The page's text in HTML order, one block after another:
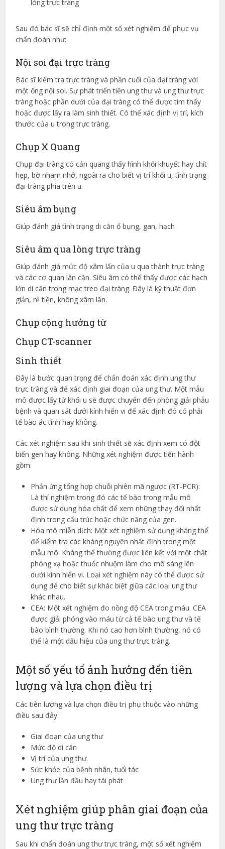
lòng trực tràng
Sau đó bác sĩ sẽ chỉ định một số xét nghiệm để phục vụ
chẩn đoán như:
Nội soi đại trực tràng
Bác sĩ kiểm tra trực tràng và phần cuối của đại tràng với
một ống nội soi. Sự phát triển tiền ung thư và ung thư trực
tràng hoặc phần dưới của đại tràng có thể được tìm thấy
hoặc được lấy ra làm sinh thiết. Có thể xác định vị trí, kích
thước của u trong trực tràng.
Chụp X Quang
Chụp đại tràng có cản quang thấy hình khối khuyết hay chít
hẹp, bờ nham nhở, ngoài ra cho biết vị trí khối u, tình trạng
đại tràng phía trên u.
Siêu âm bụng
Giúp đánh giá tình trạng di căn ổ bụng, gan, hạch
Siêu âm qua lòng trực tràng
Giúp đánh giá mức độ xâm lấn của u qua thành trực tràng
và các cơ quan lân cận. Siêu âm có thể thấy được các hạch
lớn di căn trong mạc treo đại tràng. Đây là kỹ thuật đơn
giản, rẻ tiền, không xâm lấn.
Chụp cộng hưởng từ
Chụp CT-scanner
Sinh thiết
Đây là bước quan trọng để chẩn đoán xác định ung thư
trực tràng và để xác định giai đoạn của ung thư. Một mẫu
mô được lấy từ khối u sẽ được chuyển đến phòng giải phẫu
bệnh và quan sát dưới kính hiển vi để xác định đó có phải
tế bào ác tính hay không.
Các xét nghiệm sau khi sinh thiết sẽ xác định xem có đột
biến gen hay không. Những xét nghiệm được tiến hành
gồm:
Phản ứng tổng hợp chuỗi phiên mã ngược (RT-PCR):
Là thí nghiệm trong đó các tế bào trong mẫu mô
được sử dụng hóa chất để xem những thay đổi nhất
định trong cấu trúc hoặc chức năng của gen.
Hóa mô miễn dịch: Một xét nghiệm sử dụng kháng thể
để kiểm tra các kháng nguyên nhất định trong một
mẫu mô. Kháng thể thường được liên kết với một chất
phóng xạ hoặc thuốc nhuộm làm cho mô sáng lên
dưới kính hiển vi. Loại xét nghiệm này có thể được sử
dụng để cho biết sự khác biệt giữa các loại ung thư
khác nhau.
CEA: Một xét nghiệm đo nồng độ CEA trong máu. CEA
được giải phóng vào máu từ cả tế bào ung thư và tế
bào bình thường. Khi nó cao hơn bình thường, nó có
thể là một dấu hiệu của ung thư trực tràng.
Một số yếu tố ảnh hưởng đến tiên
lượng và lựa chọn điều trị
Các tiên lượng và lựa chọn điều trị phụ thuộc vào những
điều sau đây:
Giai đoạn của ung thư
Mức độ di căn
Vị trí của ung thư.
Sức khỏe của bệnh nhân, tuổi tác
Ung thư lần đầu hay tái phát
Xét nghiệm giúp phân giai đoạn của
ung thư trực tràng
Sau khi chẩn đoán ung thư trực tràng, một số xét nghiệm